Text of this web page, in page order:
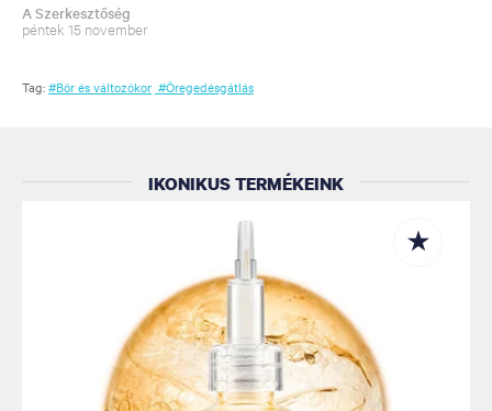
A Szerkesztőség
péntek 15 november
Tag:#Bőr és változókor #Öregedésgátlás
IKONIKUS TERMÉKEINK